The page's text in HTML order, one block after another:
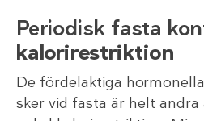
Periodisk fasta
kalorirestriktion
De fördelaktiga
sker vid fasta är helt andra